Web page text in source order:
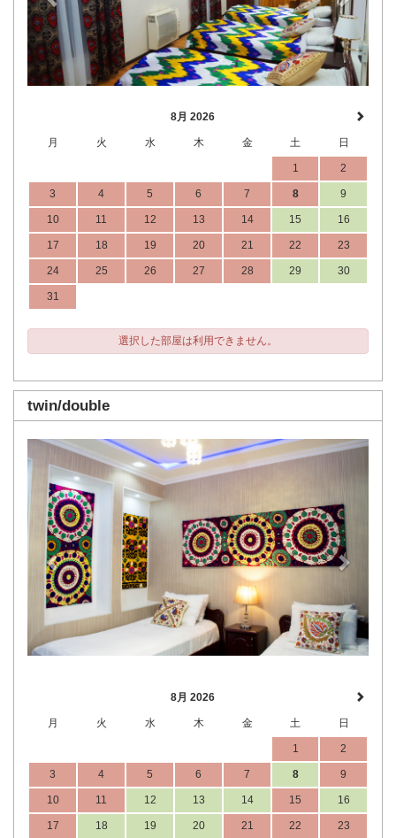
8月 2026
月 火 水 木 金 土 日
1 2
3 4 5 6 7 8 9
10 11 12 13 14 15 16
17 18 19 20 21 22 23
24 25 26 27 28 29 30
31
選択した部屋は利用できません。
twin/double
Previous Next
8月 2026
月 火 水 木 金 土 日
1 2
3 4 5 6 7 8 9
10 11 12 13 14 15 16
17 18 19 20 21 22 23